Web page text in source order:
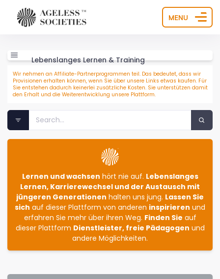
MENU
Lebenslanges Lernen & Training
Wir nehmen an Affiliate-Partnerprogrammen teil. Das bedeutet, dass wir
Provisionen erhalten können, wenn Sie über unsere Links etwas kaufen. Für
Sie entstehen dadurch keinerlei zusätzliche Kosten. Sie unterstützen damit
den Erhalt und die Weiterentwicklung unsere Plattform.
Lernen und wachsen hört nie auf. Lebenslanges
Lernen, Karrierewechsel und der Austausch mit
jüngeren Generationen halten uns jung. Lassen Sie
sich auf dieser Plattform von anderen inspirieren und
erfahren Sie mehr über ihren Weg. Finden Sie auf
dieser Plattform Dienstleister, freie Pädagogen und
andere Möglichkeiten.